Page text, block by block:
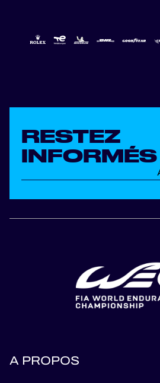
RESTEZ
INFORMÉS
A PROPOS